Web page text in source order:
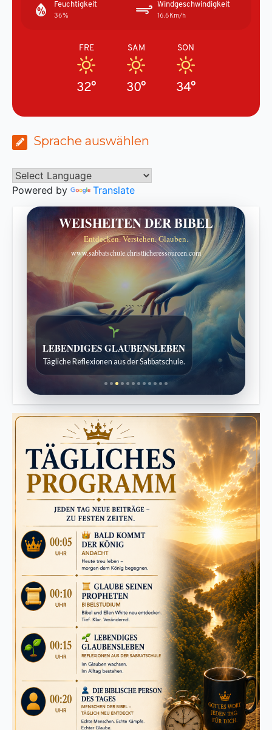
Feuchtigkeit
36%
Windgeschwindigkeit
16.6Km/h
FRE
32°
SAM
30°
SON
34°
Sprache auswählen
Powered by Translate
WEISHEITEN DER BIBEL
Entdecken. Verstehen. Glauben.
www.sabbatschule.christlicheressourcen.com
```
Bibelgeschichten zum Staunen
Kindergeschichten für 7 bis 12 Jahre.
```